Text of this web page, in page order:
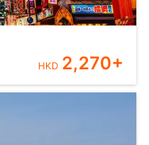
HKD 2,270+